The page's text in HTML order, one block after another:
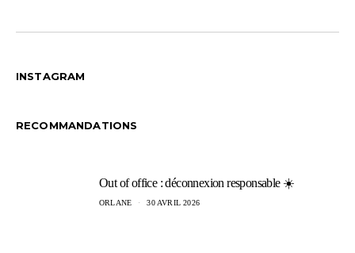
INSTAGRAM
RECOMMANDATIONS
Out of office : déconnexion responsable ☀️
ORLANE 30 AVRIL 2026